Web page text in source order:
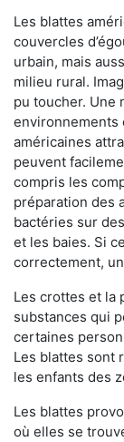
Les blattes
couvercles
urbain, mais
milieu rural.
pu toucher. Une
environnements
américaines
peuvent
compris les
préparation des
bactéries sur
et les baies. Si
correctement,
Les crottes et la
substances qui
certaines
Les blattes sont
les enfants des
Les blattes
où elles se